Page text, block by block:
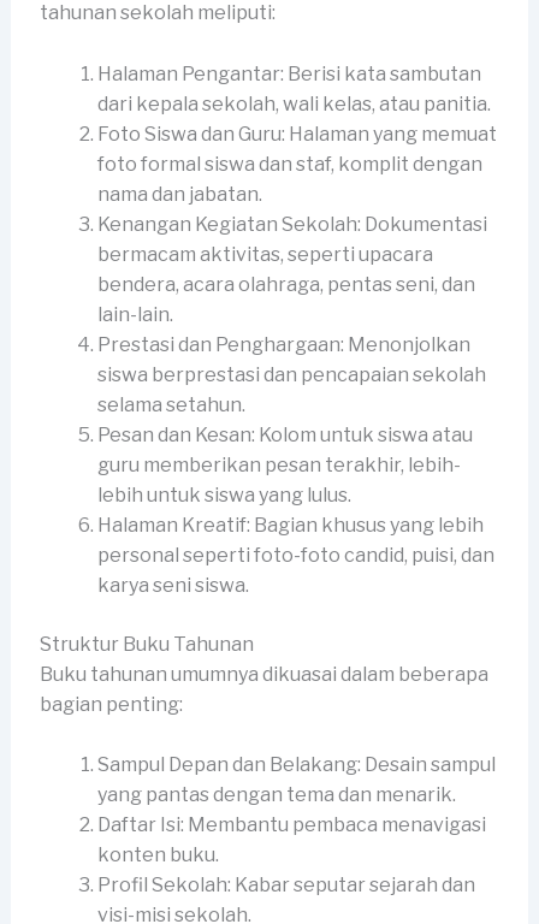
tahunan sekolah meliputi:
Halaman Pengantar: Berisi kata sambutan
dari kepala sekolah, wali kelas, atau panitia.
Foto Siswa dan Guru: Halaman yang memuat
foto formal siswa dan staf, komplit dengan
nama dan jabatan.
Kenangan Kegiatan Sekolah: Dokumentasi
bermacam aktivitas, seperti upacara
bendera, acara olahraga, pentas seni, dan
lain-lain.
Prestasi dan Penghargaan: Menonjolkan
siswa berprestasi dan pencapaian sekolah
selama setahun.
Pesan dan Kesan: Kolom untuk siswa atau
guru memberikan pesan terakhir, lebih-
lebih untuk siswa yang lulus.
Halaman Kreatif: Bagian khusus yang lebih
personal seperti foto-foto candid, puisi, dan
karya seni siswa.
Struktur Buku Tahunan
Buku tahunan umumnya dikuasai dalam beberapa
bagian penting:
Sampul Depan dan Belakang: Desain sampul
yang pantas dengan tema dan menarik.
Daftar Isi: Membantu pembaca menavigasi
konten buku.
Profil Sekolah: Kabar seputar sejarah dan
visi-misi sekolah.